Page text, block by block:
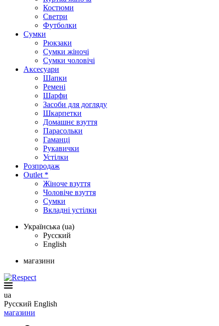
Костюми
Светри
Футболки
Сумки
Рюкзаки
Сумки жіночі
Сумки чоловічі
Аксеcуари
Шапки
Ремені
Шарфи
Засоби для догляду
Шкарпетки
Домашнє взуття
Парасольки
Гаманці
Рукавички
Устілки
Розпродаж
Outlet *
Жіноче взуття
Чоловіче взуття
Сумки
Вкладні устілки
Українська (ua)
Русский
English
магазини
ua
Русский English
магазини